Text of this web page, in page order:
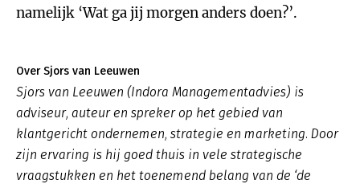
namelijk ‘Wat ga jij morgen anders doen?’.
Over Sjors van Leeuwen
Sjors van Leeuwen (Indora Managementadvies) is
adviseur, auteur en spreker op het gebied van
klantgericht ondernemen, strategie en marketing. Door
zijn ervaring is hij goed thuis in vele strategische
vraagstukken en het toenemend belang van de ‘de